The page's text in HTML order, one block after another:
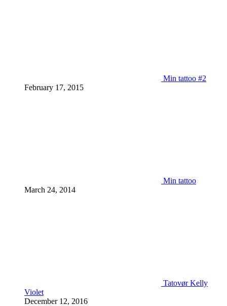
Min tattoo #2
February 17, 2015
Min tattoo
March 24, 2014
Tatovør Kelly
Violet
December 12, 2016